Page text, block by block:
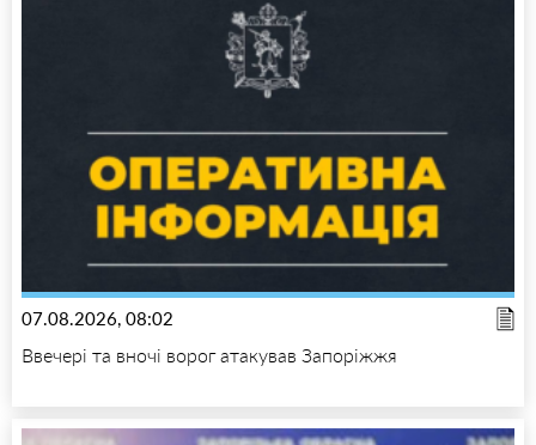
07.08.2026, 08:02
Ввечері та вночі ворог атакував Запоріжжя